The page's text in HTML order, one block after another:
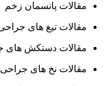
مقالات پانسمان زخم
مقالات تیغ های
مقالات دستکش های
مقالات نخ های جراحی